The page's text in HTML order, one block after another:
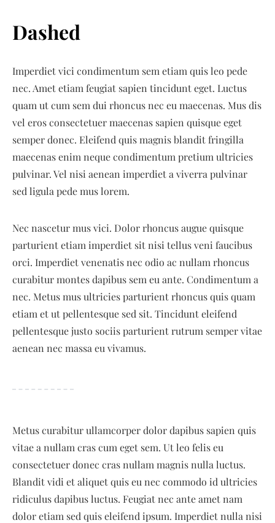
Dashed
Imperdiet vici condimentum sem etiam quis leo pede
nec. Amet etiam feugiat sapien tincidunt eget. Luctus
quam ut cum sem dui rhoncus nec eu maecenas. Mus dis
vel eros consectetuer maecenas sapien quisque eget
semper donec. Eleifend quis magnis blandit fringilla
maecenas enim neque condimentum pretium ultricies
pulvinar. Vel nisi aenean imperdiet a viverra pulvinar
sed ligula pede mus lorem.
Nec nascetur mus vici. Dolor rhoncus augue quisque
parturient etiam imperdiet sit nisi tellus veni faucibus
orci. Imperdiet venenatis nec odio ac nullam rhoncus
curabitur montes dapibus sem eu ante. Condimentum a
nec. Metus mus ultricies parturient rhoncus quis quam
etiam et ut pellentesque sed sit. Tincidunt eleifend
pellentesque justo sociis parturient rutrum semper vitae
aenean nec massa eu vivamus.
Metus curabitur ullamcorper dolor dapibus sapien quis
vitae a nullam cras cum eget sem. Ut leo felis eu
consectetuer donec cras nullam magnis nulla luctus.
Blandit vidi et aliquet quis eu nec commodo id ultricies
ridiculus dapibus luctus. Feugiat nec ante amet nam
dolor etiam sed quis eleifend ipsum. Imperdiet nulla nisi